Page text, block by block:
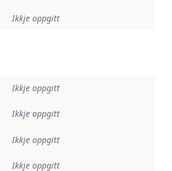
Ikkje oppgitt
Ikkje oppgitt
:
Ikkje oppgitt
Ikkje oppgitt
:
Ikkje oppgitt